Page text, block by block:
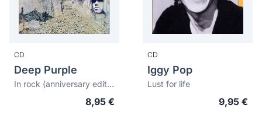
CD
Deep Purple
In rock (anniversary edition) (bonus tracks)
8,95 €
CD
Iggy Pop
Lust for life
9,95 €